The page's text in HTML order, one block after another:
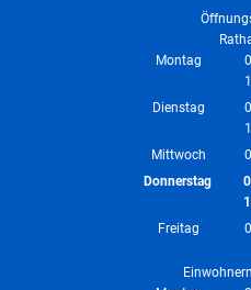
Montag
Dienstag
Mittwoch
Donnerstag
Freitag